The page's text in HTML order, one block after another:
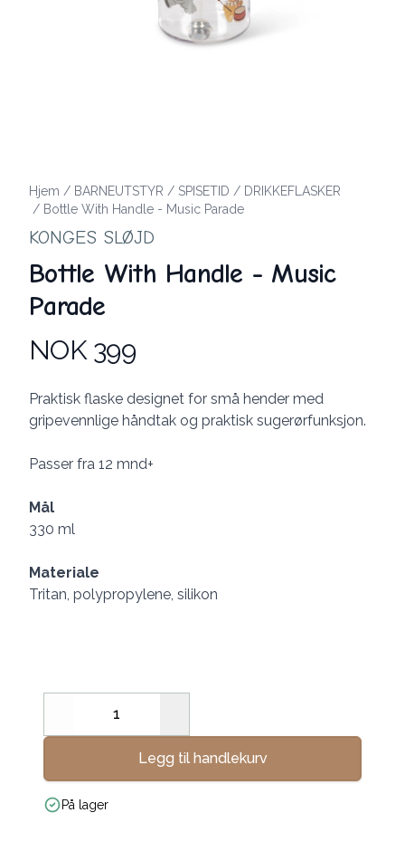
Hjem / BARNEUTSTYR / SPISETID / DRIKKEFLASKER
/ Bottle With Handle - Music Parade
KONGES SLØJD
Bottle With Handle - Music
Parade
Produktdetaljer
NOK 399
Description
Praktisk flaske designet for små hender med
gripevennlige håndtak og praktisk sugerørfunksjon.
Passer fra 12 mnd+
Mål
330 ml
Materiale
Tritan, polypropylene, silikon
Decrease
Legg til handlekurv
På lager